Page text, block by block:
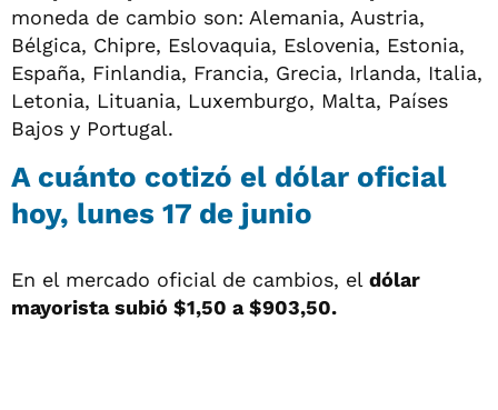
moneda de cambio son: Alemania, Austria,
Bélgica, Chipre, Eslovaquia, Eslovenia, Estonia,
España, Finlandia, Francia, Grecia, Irlanda, Italia,
Letonia, Lituania, Luxemburgo, Malta, Países
Bajos y Portugal.
A cuánto cotizó el dólar oficial
hoy, lunes 17 de junio
En el mercado oficial de cambios, el dólar
mayorista subió $1,50 a $903,50.